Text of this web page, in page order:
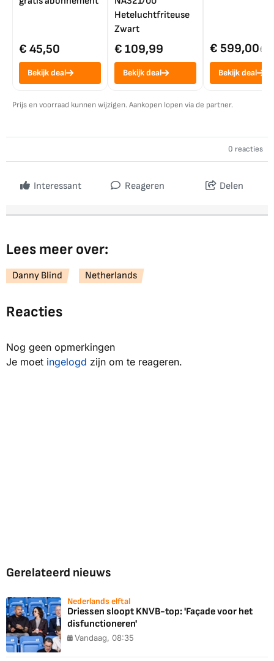
€ 45,50
Bekijk deal
Heteluchtfriteuse
Zwart
€ 109,99
Bekijk deal
€ 599,00€
Bekijk deal
Prijs en voorraad kunnen wijzigen. Aankopen lopen via de partner.
0 reacties
Interessant Reageren Delen
Lees meer over:
Danny Blind Netherlands
Reacties
Nog geen opmerkingen
Je moet ingelogd zijn om te reageren.
Gerelateerd nieuws
Nederlands elftal
Driessen sloopt KNVB-top: 'Façade voor het
disfunctioneren'
Vandaag, 08:35